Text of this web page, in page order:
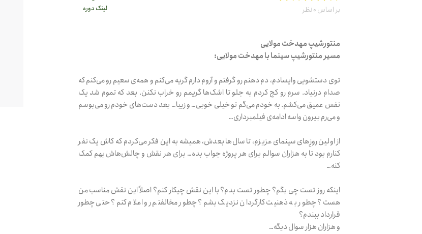
بر اساس 0نظر لینک دوره
منتورشیپ مهدخت مولایی
مسیر منتورشیپ سینما با مهدخت مولایی:
توی دستشویی وایسادم، دم دهنم رو گرفتم و آروم دارم گریه می‌کنم و همه‌ی سعیم رو می‌کنم که
صدام درنیاد. سرم رو کج کردم به جلو تا اشک‌ها گریمم‌ رو خراب نکنن. بعد که تموم شد یک
نفس عمیق می‌کشم. به خودم می‌گم تو خیلی خوبی… و زیبا… بعد دست‌های خودم رو می‌بوسم
و می‌رم بیرون واسه ادامه‌ی فیلمبرداری…
از اولین روزِهای سینمای عزیزم، تا سال‌ها بعدش، همیشه به این فکر می‌کردم که کاش یک نفر
کنارم بود تا به هزاران سوالم برای هر پروژه جواب بده… برای هر نقش و چالش‌هاش بهم کمک
کنه…
اینکه روز تست چی بگم؟ چطور تست بدم؟ با این نقش چیکار کنم؟ اصلاً این نقش مناسب من
هست؟ چطور به ذهنیت کارگردان نزدیک بشم؟ چطور مخالفتم رو اعلام کنم؟ حتی چطور
قرارداد ببندم؟
و هزاران هزار سوال دیگه…